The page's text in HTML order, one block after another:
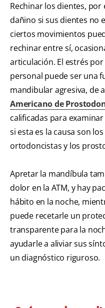
Rechinar los dientes,
dañino si sus dientes no
ciertos movimientos
rechinar entre sí,
articulación. El estrés
personal puede ser una
mandibular agresiva, de
Americano de
calificadas para
si esta es la causa son
ortodoncistas y los
Apretar la mandíbula
dolor en la ATM, y hay
hábito en la noche,
puede recetarle un
transparente para la
ayudarle a aliviar sus
un diagnóstico riguroso.